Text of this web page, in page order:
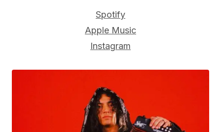
Spotify
Apple Music
Instagram